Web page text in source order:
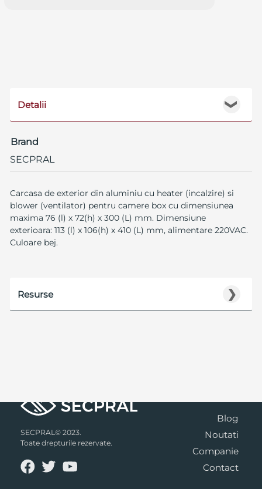
❯
Detalii
Brand
SECPRAL
Carcasa de exterior din aluminiu cu heater (incalzire) si
blower (ventilator) pentru camere box cu dimensiunea
maxima 76 (l) x 72(h) x 300 (L) mm. Dimensiune
exterioara: 113 (l) x 106(h) x 410 (L) mm, alimentare 220VAC.
Culoare bej.
❯
Resurse
SECPRAL© 2023.
Toate drepturile rezervate.
Blog
Noutati
Companie
Contact